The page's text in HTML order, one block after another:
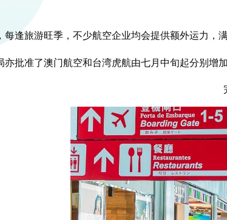
逢旅游旺季，不少航空企业均会提供额外运力，
批准了澳门航空和台湾虎航由七月中旬起分别增